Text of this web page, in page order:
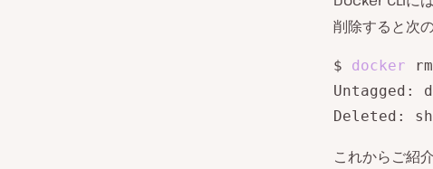
削除すると次
$ docker
Untagged:
Deleted:
これからご紹